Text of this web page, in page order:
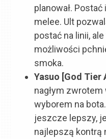
planował.
melee. Ult
postać na linii,
możliwości
smoka.
Yasuo [God Tier
nagłym zwrotem
wyborem na
jeszcze lepszy,
najlepszą kontrą